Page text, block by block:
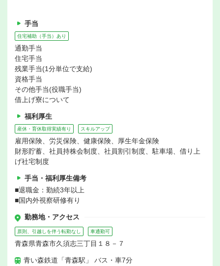
手当
住宅補助（手当）あり
通勤手当
住宅手当
残業手当(1分単位で支給)
資格手当
その他手当(役職手当)
借上げ寮について
福利厚生
産休・育休取得実績有り スキルアップ
雇用保険、労災保険、健康保険、厚生年金保険
財形貯蓄、社員持株会制度、社員割引制度、駐車場、借り上
げ社宅制度
手当・福利厚生備考
■退職金：勤続3年以上
■国内外視察研修有り
勤務地・アクセス
原則、引越しを伴う転勤なし 車通勤可
青森県青森市久須志三丁目１８－７
青い森鉄道「青森駅」 バス・車7分